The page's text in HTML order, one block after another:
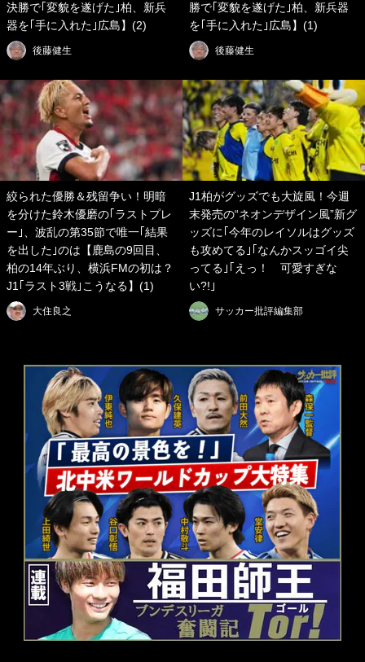
決勝で｢変貌を遂げた｣柏、新兵
器を｢手に入れた｣広島】(2)
後藤健生
勝で｢変貌を遂げた｣柏、新兵器
を｢手に入れた｣広島】(1)
後藤健生
絞られた優勝＆残留争い！明暗
を分けた鈴木優磨の｢ラストプレ
ー｣、波乱の第35節で唯一｢結果
を出した｣のは【鹿島の9回目、
柏の14年ぶり、横浜FMの初は？
J1｢ラスト3戦｣こうなる】(1)
大住良之
J1柏がグッズでも大旋風！今週
末発売の“ネオンデザイン風”新グ
ッズに｢今年のレイソルはグッズ
も攻めてる｣｢なんかスッゴイ尖
ってる｣｢えっ！ 可愛すぎな
い?!｣
サッカー批評編集部